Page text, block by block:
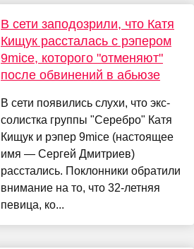
В сети заподозрили, что Катя
Кищук рассталась с рэпером
9mice, которого "отменяют"
после обвинений в абьюзе
В сети появились слухи, что экс-
солистка группы "Серебро" Катя
Кищук и рэпер 9mice (настоящее
имя — Сергей Дмитриев)
расстались. Поклонники обратили
внимание на то, что 32-летняя
певица, ко...